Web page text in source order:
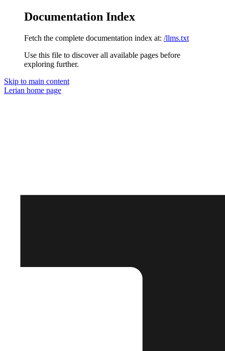
Documentation Index
Fetch the complete documentation index at: /llms.txt
Use this file to discover all available pages before
exploring further.
Skip to main content
Lerian home page